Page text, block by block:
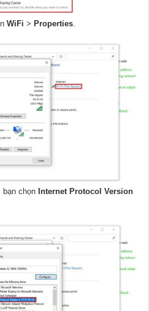
WiFi > Properties.
chọn Internet Protocol Version